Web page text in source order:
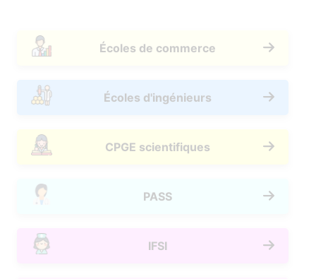
Écoles de commerce
Écoles d'ingénieurs
CPGE scientifiques
PASS
IFSI